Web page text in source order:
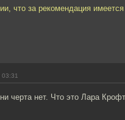
что за рекомендация
03:31
черта нет. Что это Лара